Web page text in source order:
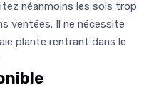
néanmoins les sols trop
ventées. Il ne nécessite
plante rentrant dans le